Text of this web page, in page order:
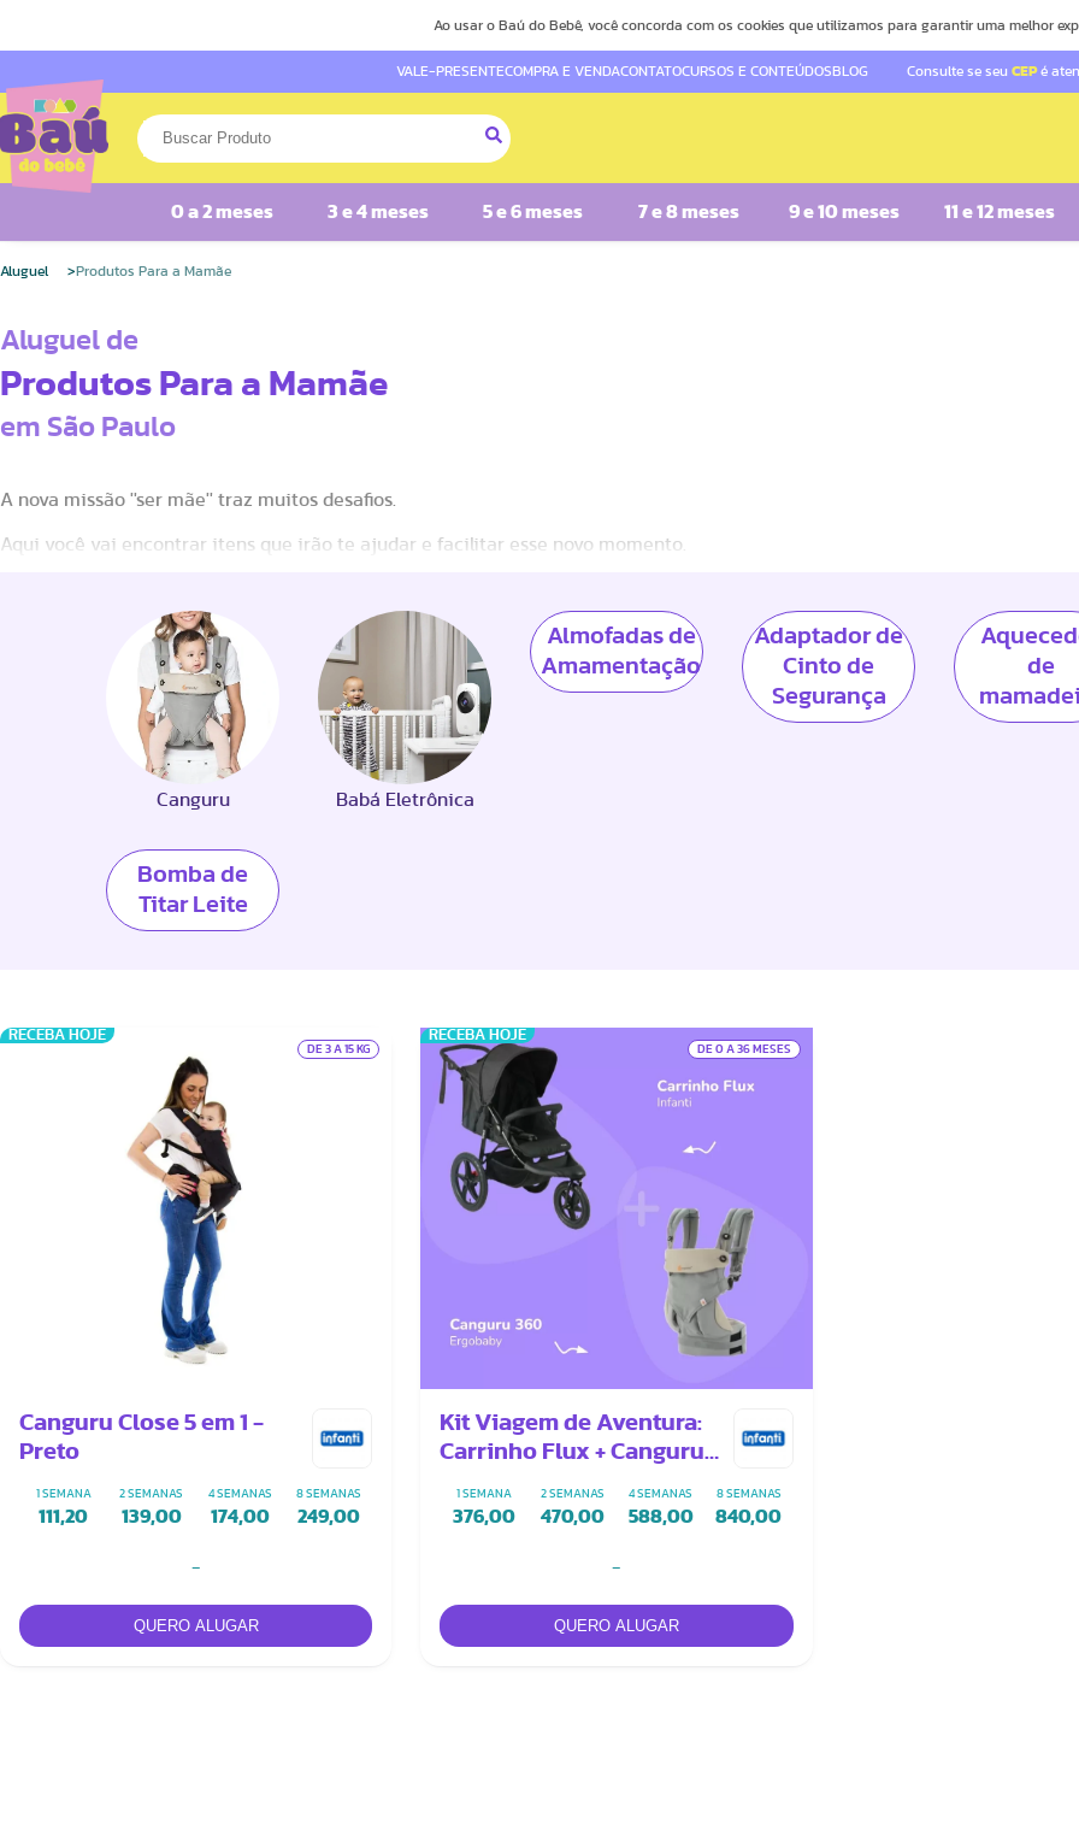
Ao usar o Baú do Bebê, você concorda com os cookies que utilizamos para garantir uma melhor
VALE-PRESENTECOMPRA E VENDACONTATOCURSOS E CONTEÚDOSBLOG Consulte se seu CEPé
0 a 2 meses 3 e 4 meses 5 e 6 meses 7 e 8 meses 9 e 10 meses 11 e 12 meses
Aluguel Produtos Para a Mamãe
Aluguel de
Produtos Para a Mamãe
em São Paulo
A nova missão ''ser mãe'' traz muitos desafios.
Aqui você vai encontrar itens que irão te ajudar e facilitar esse novo momento.
Canguru Babá Eletrônica
Almofadas de
Amamentação
Adaptador de
Cinto de
Segurança
de
Bomba de
Titar Leite
RECEBA HOJE
DE 3 A 15 KG
Canguru Close 5 em 1 -
Preto
1 SEMANA
111,20
2 SEMANAS
139,00
4 SEMANAS
174,00
8 SEMANAS
249,00
-
RECEBA HOJE
DE 0 A 36 MESES
Kit Viagem de Aventura:
Carrinho Flux + Canguru
1 SEMANA
376,00
2 SEMANAS
470,00
4 SEMANAS
588,00
8 SEMANAS
840,00
-